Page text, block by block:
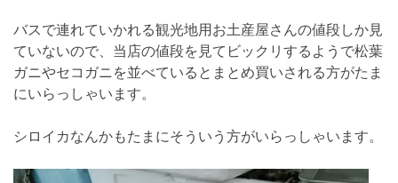
バスで連れていかれる観光地用お土産屋さんの値段しか見
ていないので、当店の値段を見てビックリするようで松葉
ガニやセコガニを並べているとまとめ買いされる方がたま
にいらっしゃいます。
シロイカなんかもたまにそういう方がいらっしゃいます。